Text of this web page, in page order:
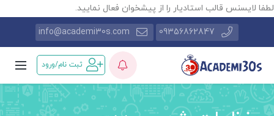
لطفا لایسنس قالب استادیار را از پیشخوان فعال نمایید.
09356862847
info@academi30s.com
ثبت نام/ورود